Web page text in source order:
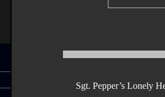
Sgt. Pepper’s Lonely